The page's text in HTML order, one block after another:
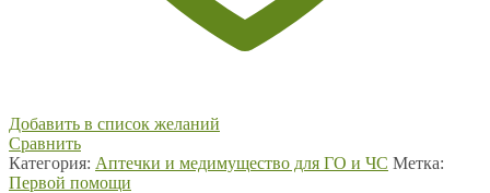
Добавить в список желаний
Сравнить
Категория: Аптечки и медимущество для ГО и ЧС Метка:
Первой помощи